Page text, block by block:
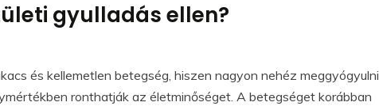
gyulladás ellen?
és kellemetlen betegség, hiszen nagyon nehéz meggyógyulni
ronthatják az életminőséget. A betegséget korábban